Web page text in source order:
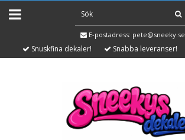
E-postadress: pete@sneeky.se
Snuskfina dekaler! Snabba leveranser!